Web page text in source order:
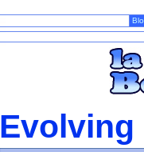
Evolving